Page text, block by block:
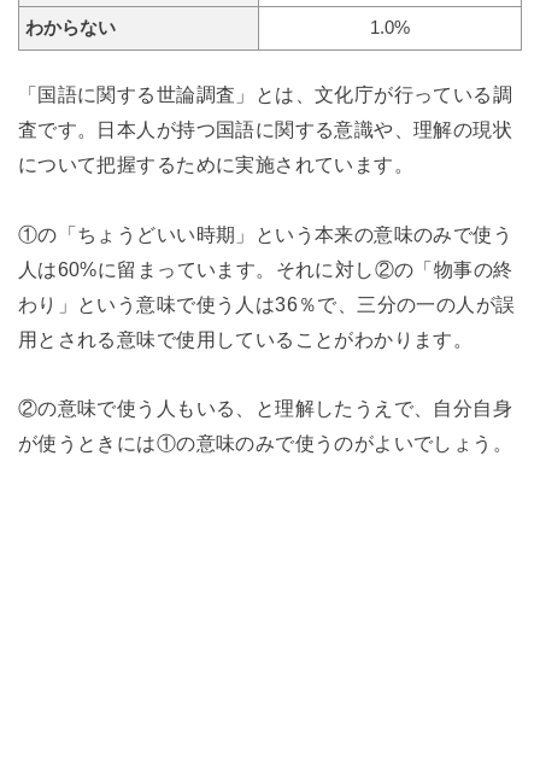
わからない 1.0%
「国語に関する世論調査」とは、文化庁が行っている調
査です。日本人が持つ国語に関する意識や、理解の現状
について把握するために実施されています。
①の「ちょうどいい時期」という本来の意味のみで使う
人は60%に留まっています。それに対し②の「物事の終
わり」という意味で使う人は36％で、三分の一の人が誤
用とされる意味で使用していることがわかります。
②の意味で使う人もいる、と理解したうえで、自分自身
が使うときには①の意味のみで使うのがよいでしょう。